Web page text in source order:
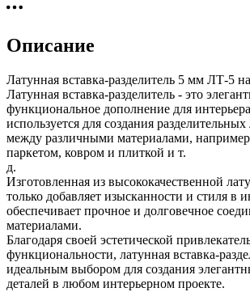
Описание
Латунная вставка-разделитель 5 мм ЛТ-5
Латунная вставка-разделитель - это
функциональное дополнение для
используется для создания
между различными материалами,
паркетом, ковром и плиткой и т.
д.
Изготовленная из высококачественной
только добавляет изысканности и стиля в
обеспечивает прочное и долговечное
материалами.
Благодаря своей эстетической
функциональности, латунная вставка-
идеальным выбором для создания
деталей в любом интерьерном проекте.